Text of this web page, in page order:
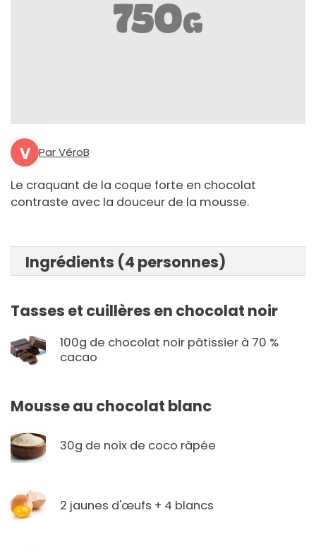
V Par VéroB
Le craquant de la coque forte en chocolat
contraste avec la douceur de la mousse.
Ingrédients (4 personnes)
Tasses et cuillères en chocolat noir
100g de chocolat noir pâtissier à 70 %
cacao
Mousse au chocolat blanc
30g de noix de coco râpée
2 jaunes d'œufs + 4 blancs